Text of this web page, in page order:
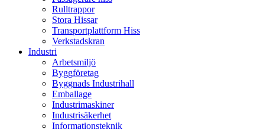
Rulltrappor
Stora Hissar
Transportplattform Hiss
Verkstadskran
Industri
Arbetsmiljö
Byggföretag
Byggnads Industrihall
Emballage
Industrimaskiner
Industrisäkerhet
Informationsteknik